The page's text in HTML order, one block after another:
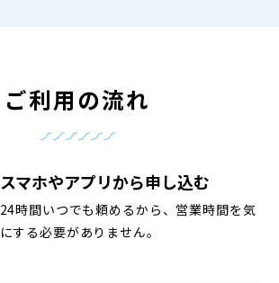
ご利用の流れ
スマホやアプリから申し込む
24時間いつでも頼めるから、営業時間を気
にする必要がありません。